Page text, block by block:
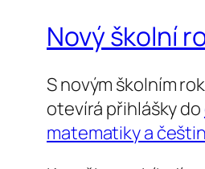
Nový školní
S novým školním
otevírá přihlášky do
matematiky a